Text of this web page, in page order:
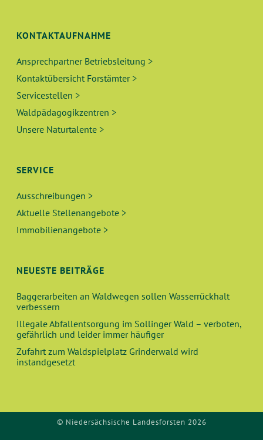
KONTAKTAUFNAHME
Ansprechpartner Betriebsleitung >
Kontaktübersicht Forstämter >
Servicestellen >
Waldpädagogikzentren >
Unsere Naturtalente >
SERVICE
Ausschreibungen >
Aktuelle Stellenangebote >
Immobilienangebote >
NEUESTE BEITRÄGE
Baggerarbeiten an Waldwegen sollen Wasserrückhalt
verbessern
Illegale Abfallentsorgung im Sollinger Wald – verboten,
gefährlich und leider immer häufiger
Zufahrt zum Waldspielplatz Grinderwald wird
instandgesetzt
© Niedersächsische Landesforsten 2026